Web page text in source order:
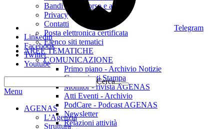
Telegram
Linkedin
Facebook
Twitter
Youtube
Cerca...
Menu
AGENAS
L'Agenzia
Struttura
Bandi di concorso e avvisi
Privacy
Contatti
Posta elettronica certificata
Elenco siti tematici
AREE TEMATICHE
COMUNICAZIONE
Primo piano - Archivio Notizie
Comunicati Stampa
Monitor - rivista AGENAS
Atti Eventi - Archivio
PodCare - Podcast AGENAS
Newsletter
Relazioni attività